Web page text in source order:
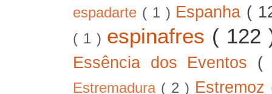
espadarte ( 1 ) Espanha (
( 1 ) espinafres (
Essência dos Eventos (
Estremadura ( 2 ) Estremoz